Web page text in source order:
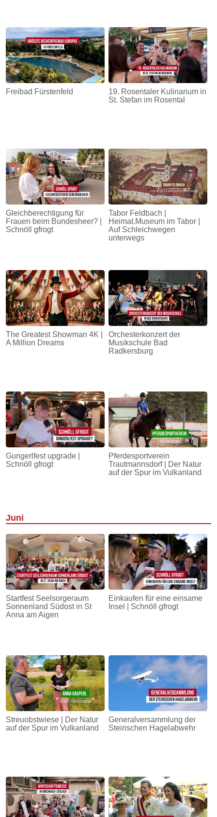
Freibad Fürstenfeld
19. Rosentaler Kulinarium in
St. Stefan im Rosental
Gleichberechtigung für
Frauen beim Bundesheer? |
Schnöll gfrogt
Tabor Feldbach |
Heimat.Museum im Tabor |
Auf Schleichwegen
unterwegs
The Greatest Showman 4K |
A Million Dreams
Orchesterkonzert der
Musikschule Bad
Radkersburg
Gungerlfest upgrade |
Schnöll gfrogt
Pferdesportverein
Trautmannsdorf | Der Natur
auf der Spur im Vulkanland
Juni
Startfest Seelsorgeraum
Sonnenland Südost in St
Anna am Aigen
Einkaufen für eine einsame
Insel | Schnöll gfrogt
Streuobstwiese | Der Natur
auf der Spur im Vulkanland
Generalversammlung der
Steirischen Hagelabwehr